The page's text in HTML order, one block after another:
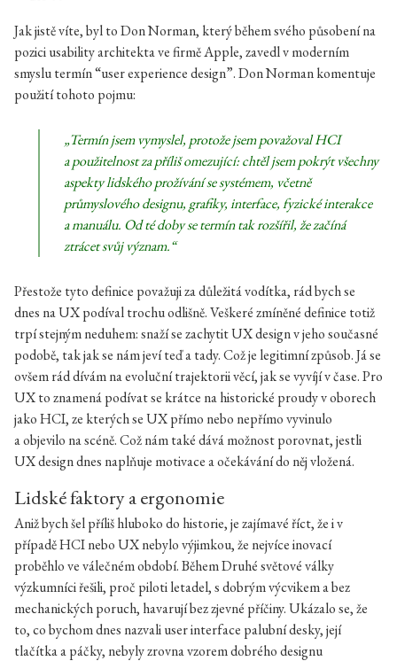
Jak jistě víte, byl to Don Norman, který během svého působení na
pozici usability architekta ve firmě Apple, zavedl v moderním
smyslu termín “user experience design”.Don Norman komentuje
použití tohoto pojmu:
„Termín jsem vymyslel, protože jsem považoval HCI
a použitelnost za příliš omezující: chtěl jsem pokrýt všechny
aspekty lidského prožívání se systémem, včetně
průmyslového designu, grafiky, interface, fyzické interakce
a manuálu. Od té doby se termín tak rozšířil, že začíná
ztrácet svůj význam.“
Přestože tyto definice považuji za důležitá vodítka, rád bych se
dnes na UX podíval trochu odlišně. Veškeré zmíněné definice totiž
trpí stejným neduhem: snaží se zachytit UX design v jeho současné
podobě, tak jak se nám jeví teď a tady. Což je legitimní způsob. Já se
ovšem rád dívám na evoluční trajektorii věcí, jak se vyvíjí v čase. Pro
UX to znamená podívat se krátce na historické proudy v oborech
jako HCI, ze kterých se UX přímo nebo nepřímo vyvinulo
a objevilo na scéně. Což nám také dává možnost porovnat, jestli
UX design dnes naplňuje motivace a očekávání do něj vložená.
Lidské faktory a ergonomie
Aniž bych šel příliš hluboko do historie, je zajímavé říct, že i v
případě HCI nebo UX nebylo výjimkou, že nejvíce inovací
proběhlo ve válečném období. Během Druhé světové války
výzkumníci řešili, proč piloti letadel, s dobrým výcvikem a bez
mechanických poruch, havarují bez zjevné příčiny. Ukázalo se, že
to, co bychom dnes nazvali user interface palubní desky, její
tlačítka a páčky, nebyly zrovna vzorem dobrého designu